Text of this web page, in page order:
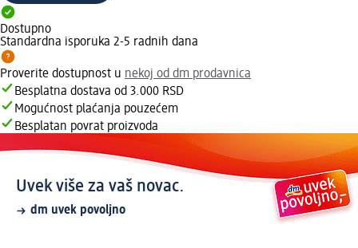
Dostupno
Standardna isporuka 2-5 radnih dana
Proverite dostupnost u nekoj od dm prodavnica
Besplatna dostava od 3.000 RSD
Mogućnost plaćanja pouzećem
Besplatan povrat proizvoda
Uvek više za vaš novac.
dm uvek povoljno